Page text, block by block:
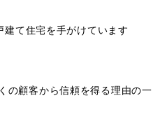
て住宅を手がけています
の顧客から信頼を得る理由の一